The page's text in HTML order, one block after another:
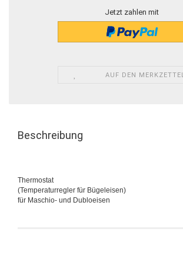
Jetzt zahlen mit
AUF DEN MERKZETTEL
Beschreibung
Thermostat
(Temperaturregler für Bügeleisen)
für Maschio- und Dubloeisen